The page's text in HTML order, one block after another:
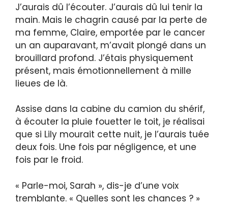
J’aurais dû l’écouter. J’aurais dû lui tenir la
main. Mais le chagrin causé par la perte de
ma femme, Claire, emportée par le cancer
un an auparavant, m’avait plongé dans un
brouillard profond. J’étais physiquement
présent, mais émotionnellement à mille
lieues de là.
Assise dans la cabine du camion du shérif,
à écouter la pluie fouetter le toit, je réalisai
que si Lily mourait cette nuit, je l’aurais tuée
deux fois. Une fois par négligence, et une
fois par le froid.
« Parle-moi, Sarah », dis-je d’une voix
tremblante. « Quelles sont les chances ? »